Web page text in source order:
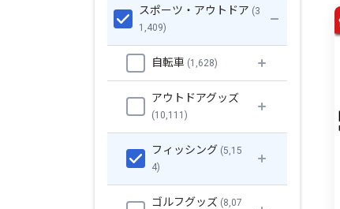
スポーツ・アウトドア (3
1,409)
自転車 (1,628)
アウトドアグッズ
(10,111)
フィッシング (5,15
4)
ゴルフグッズ (8,07